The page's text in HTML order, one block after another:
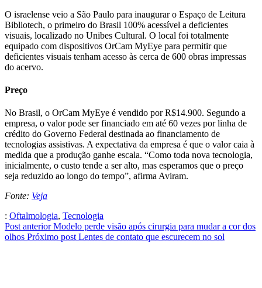
O israelense veio a São Paulo para inaugurar o Espaço de Leitura
Bibliotech, o primeiro do Brasil 100% acessível a deficientes
visuais, localizado no Unibes Cultural. O local foi totalmente
equipado com dispositivos OrCam MyEye para permitir que
deficientes visuais tenham acesso às cerca de 600 obras impressas
do acervo.
Preço
No Brasil, o OrCam MyEye é vendido por R$14.900. Segundo a
empresa, o valor pode ser financiado em até 60 vezes por linha de
crédito do Governo Federal destinada ao financiamento de
tecnologias assistivas. A expectativa da empresa é que o valor caia à
medida que a produção ganhe escala. “Como toda nova tecnologia,
inicialmente, o custo tende a ser alto, mas esperamos que o preço
seja reduzido ao longo do tempo”, afirma Aviram.
Fonte: Veja
: Oftalmologia, Tecnologia
Post anterior Modelo perde visão após cirurgia para mudar a cor dos
olhos Próximo post Lentes de contato que escurecem no sol